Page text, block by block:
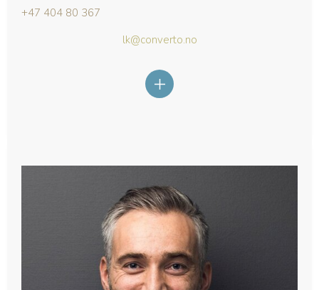
+47 404 80 367
lk@converto.no